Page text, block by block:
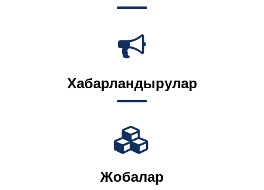
Хабарландырулар
Жобалар